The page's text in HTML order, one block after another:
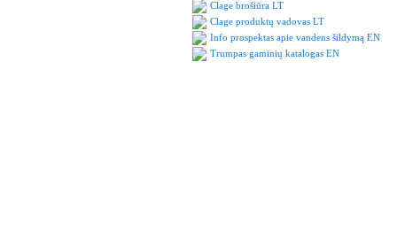
Clage brošiūra LT
Clage produktų vadovas LT
Info prospektas apie vandens šildymą EN
Trumpas gaminių katalogas EN